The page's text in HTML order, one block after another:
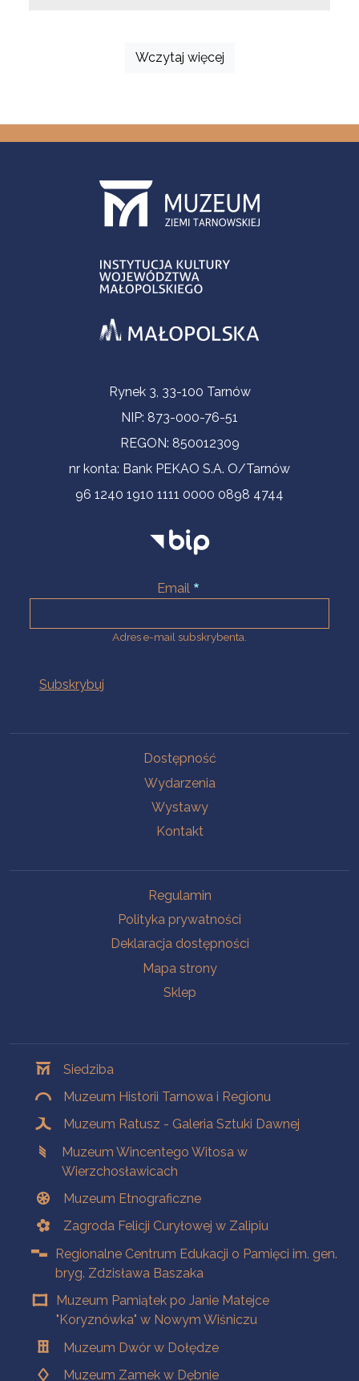
Wczytaj więcej
Informacje kontaktoweRynek 3, 33-100 Tarnów
NIP: 873-000-76-51
REGON: 850012309
nr konta: Bank PEKAO S.A. O/Tarnów
96 1240 1910 1111 0000 0898 4744
Email
Adres e-mail subskrybenta.
Dostępność
Wydarzenia
Wystawy
Kontakt
Regulamin
Polityka prywatności
Deklaracja dostępności
Mapa strony
Sklep
Siedziba
Muzeum Historii Tarnowa i Regionu
Muzeum Ratusz - Galeria Sztuki Dawnej
Muzeum Wincentego Witosa w
Wierzchosławicach
Muzeum Etnograficzne
Zagroda Felicji Curyłowej w Zalipiu
Regionalne Centrum Edukacji o Pamięci im. gen.
bryg. Zdzisława Baszaka
Muzeum Pamiątek po Janie Matejce
"Koryznówka" w Nowym Wiśniczu
Muzeum Dwór w Dołędze
Muzeum Zamek w Dębnie